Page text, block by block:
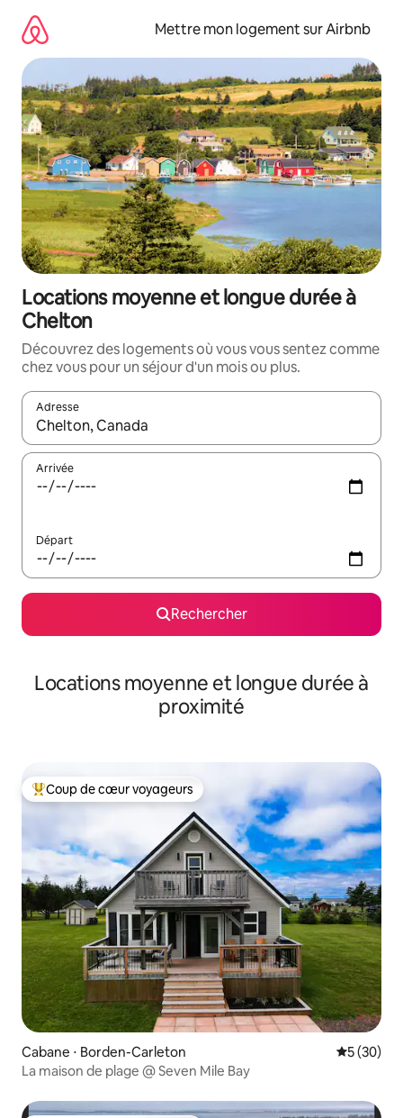
directement
contenu
Mettre mon logement sur Airbnb
Locations moyenne et longue durée à
Chelton
Découvrez des logements où vous vous sentez comme
chez vous pour un séjour d'un mois ou plus.
Adresse
Lorsque les résultats s'affichent, utilisez les flèches vers le
Arrivée
Départ
Rechercher
Locations moyenne et longue durée à
proximité
Coups de cœur voyageurs les plus appréciés
Coup de cœur voyageurs
Cabane ⋅ Borden-Carleton
5 (30)
La maison de plage @ Seven Mile Bay